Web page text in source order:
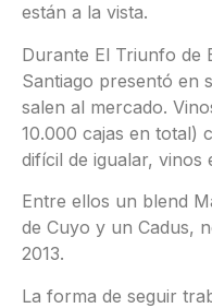
están a la vista.
Durante El Triunfo de
Santiago presentó en
salen al mercado.
10.000 cajas en total)
difícil de igualar, vinos
Entre ellos un blend
de Cuyo y un Cadus,
2013.
La forma de seguir